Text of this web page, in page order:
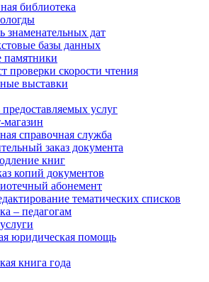
библиотека
знаменательных дат
базы данных
проверки скорости чтения
выставки
услуг
магазин
справочная служба
заказ документа
книг
копий документов
абонемент
тематических списков
– педагогам
юридическая помощь
книга года